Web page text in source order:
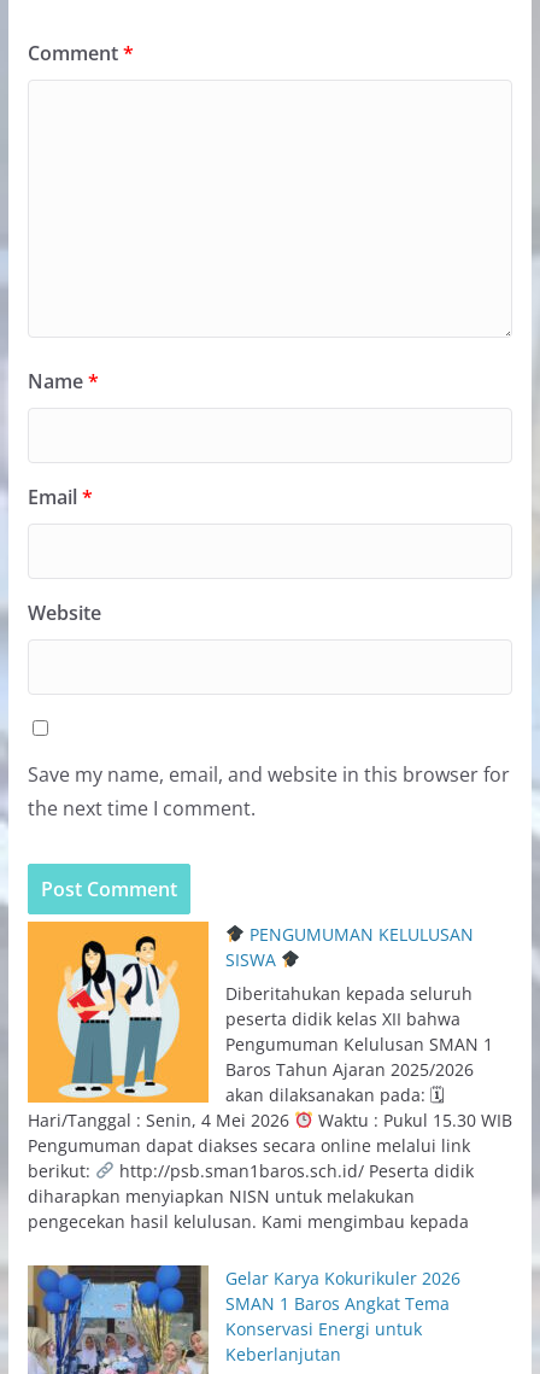
Comment*
Name*
Email*
Website
Save my name, email, and website in this browser for
the next time I comment.
PENGUMUMAN KELULUSAN
SISWA
Diberitahukan kepada seluruh
peserta didik kelas XII bahwa
Pengumuman Kelulusan SMAN 1
Baros Tahun Ajaran 2025/2026
akan dilaksanakan pada: 🗓
Hari/Tanggal : Senin, 4 Mei 2026
Waktu : Pukul 15.30 WIB
Pengumuman dapat diakses secara online melalui link
berikut:
http://psb.sman1baros.sch.id/ Peserta didik
diharapkan menyiapkan NISN untuk melakukan
pengecekan hasil kelulusan. Kami mengimbau kepada
Gelar Karya Kokurikuler 2026
SMAN 1 Baros Angkat Tema
Konservasi Energi untuk
Keberlanjutan